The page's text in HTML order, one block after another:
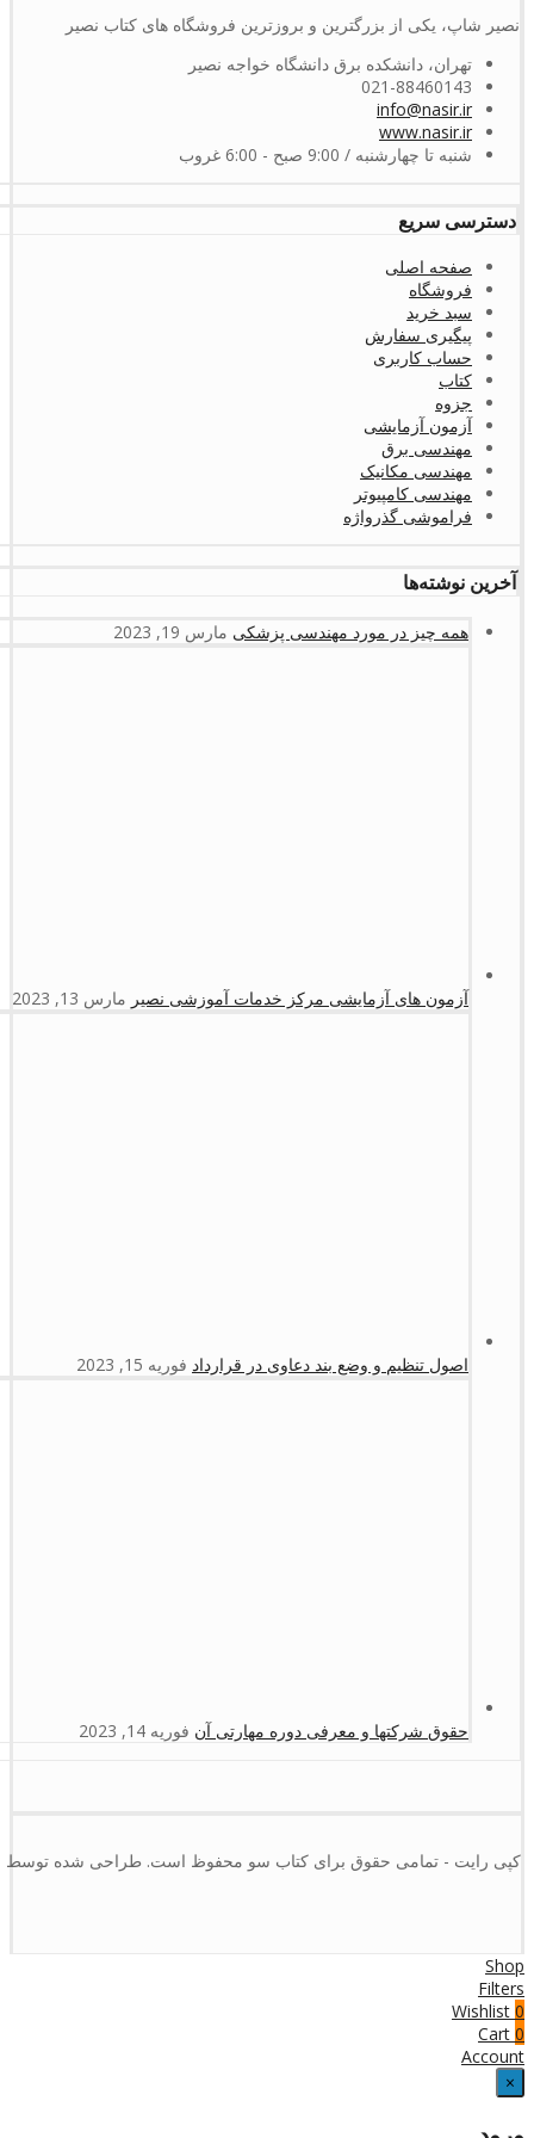
نصیر شاپ، یکی از بزرگترین و بروزترین فروشگاه های کتاب نصیر
تهران، دانشکده برق دانشگاه خواجه نصیر
021-88460143
info@nasir.ir
www.nasir.ir
شنبه تا چهارشنبه / 9:00 صبح - 6:00 غروب
دسترسی سریع
صفحه اصلی
فروشگاه
سبد خرید
پیگیری سفارش
حساب کاربری
کتاب
جزوه
آزمون آزمایشی
مهندسی برق
مهندسی مکانیک
مهندسی کامپیوتر
فراموشی گذرواژه
آخرین نوشته‌ها
همه چیز در مورد مهندسی پزشکی مارس 19, 2023
آزمون های آزمایشی مرکز خدمات آموزشی نصیر مارس 13, 2023
اصول تنظیم و وضع بند دعاوی در قرارداد فوریه 15, 2023
حقوق شرکتها و معرفی دوره مهارتی آن فوریه 14, 2023
کپی رایت - تمامی حقوق برای کتاب سو محفوظ است. طراحی شده
Shop
Filters
0
Wishlist
0
Cart
Account
×